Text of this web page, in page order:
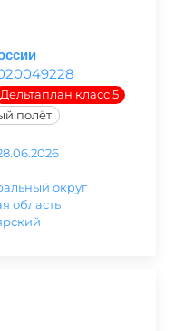
Дельтаплан класс 5
полёт
округ
область